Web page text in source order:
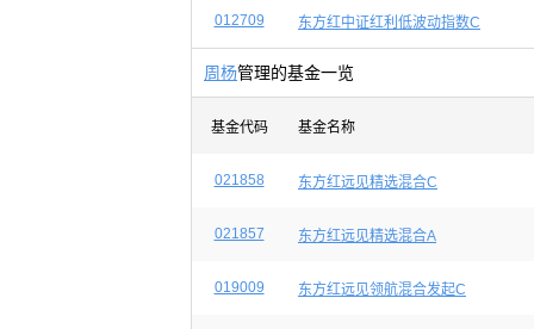
012709 东方红中证红利低波动指数C
周杨管理的基金一览
基金代码 基金名称
021858 东方红远见精选混合C
021857 东方红远见精选混合A
019009 东方红远见领航混合发起C